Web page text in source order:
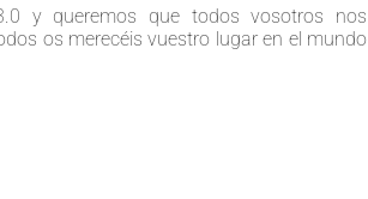
y queremos que todos vosotros nos
os merecéis vuestro lugar en el mundo